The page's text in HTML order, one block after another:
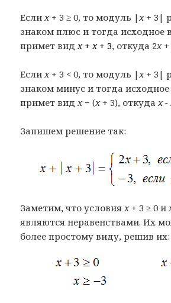
Еслиx + 3 ≥ 0, то модуль |x+ 3|
знаком плюс и тогда исходное
примет видx +x + 3, откуда 2x +
Еслиx + 3 < 0, то модуль |x + 3|
знаком минус и тогда
примет видx − (x + 3), откудаx −
Запишем решение так:
Заметим, что условияx + 3 ≥ 0 и
являются неравенствами. Их
более простому виду, решив их: